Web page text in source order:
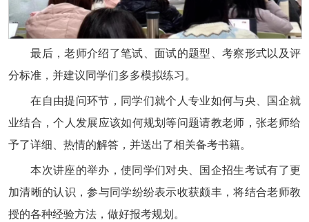
最后，老师介绍了笔试、面试的题型、考察形式以及评
分标准，并建议同学们多多模拟练习。
在自由提问环节，同学们就个人专业如何与央、国企就
业结合，个人发展应该如何规划等问题请教老师，张老师给
予了详细、热情的解答，并送出了相关备考书籍。
本次讲座的举办，使同学们对央、国企招生考试有了更
加清晰的认识，参与同学纷纷表示收获颇丰，将结合老师教
授的各种经验方法，做好报考规划。